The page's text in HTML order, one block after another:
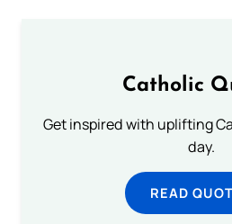
Catholic
Get inspired with uplifting
day.
READ